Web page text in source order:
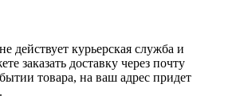
действует курьерская служба и
заказать доставку через почту
товара, на ваш адрес придет